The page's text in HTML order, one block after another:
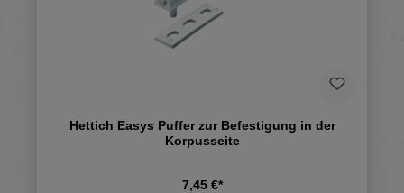
Hettich Easys Puffer zur Befestigung in der
Korpusseite
7,45 €*